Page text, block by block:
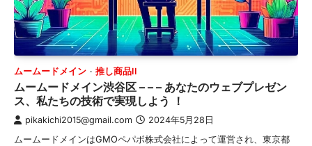
ムームードメイン 推し商品II
ムームードメイン渋谷区 – – – あなたのウェブプレゼン
ス、私たちの技術で実現しよう ！
pikakichi2015@gmail.com 2024年5月28日
ムームードメインはGMOペパボ株式会社によって運営され、東京都